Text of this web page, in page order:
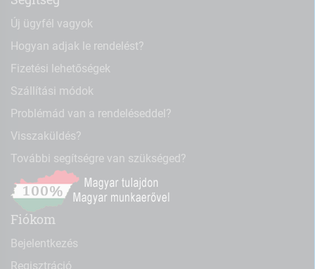
Új ügyfél vagyok
Hogyan adjak le rendelést?
Fizetési lehetőségek
Szállítási módok
Problémád van a rendeléseddel?
Visszaküldés?
További segítségre van szükséged?
Fiókom
Bejelentkezés
Regisztráció